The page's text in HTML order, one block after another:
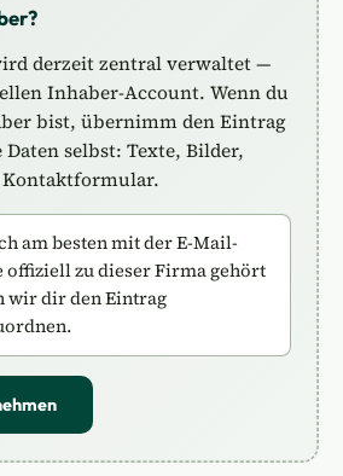
derzeit zentral verwaltet —
Inhaber-Account. Wenn du
bist, übernimm den Eintrag
selbst: Texte, Bilder,
am besten mit der E-Mail-
offiziell zu dieser Firma gehört
wir dir den Eintrag